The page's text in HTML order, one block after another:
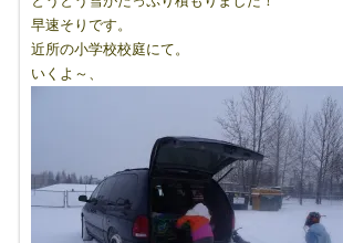
早速そりです。
近所の小学校校庭にて。
いくよ～、